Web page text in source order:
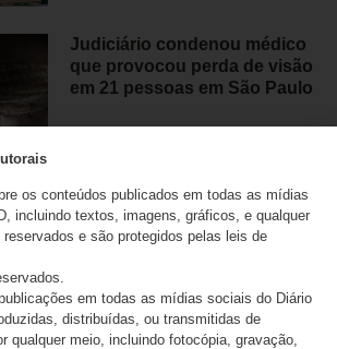
Judiciário condenou médico
que provocou perda de visão
em 21 pessoas em São Paulo
ANAPcD divulga resposta ao
decisão do STF de
‘populismo judiciário’
os conteúdos publicados em todas as mídias
incluindo textos, imagens, gráficos, e qualquer
e são protegidos pelas leis de
em todas as mídias sociais do Diário
distribuídas, ou transmitidas de
qualquer meio, incluindo fotocópia, gravação,